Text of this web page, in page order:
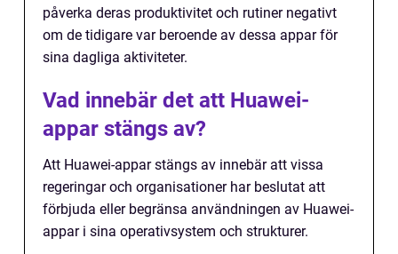
påverka deras produktivitet och rutiner negativt
om de tidigare var beroende av dessa appar för
sina dagliga aktiviteter.
Vad innebär det att Huawei-
appar stängs av?
Att Huawei-appar stängs av innebär att vissa
regeringar och organisationer har beslutat att
förbjuda eller begränsa användningen av Huawei-
appar i sina operativsystem och strukturer.